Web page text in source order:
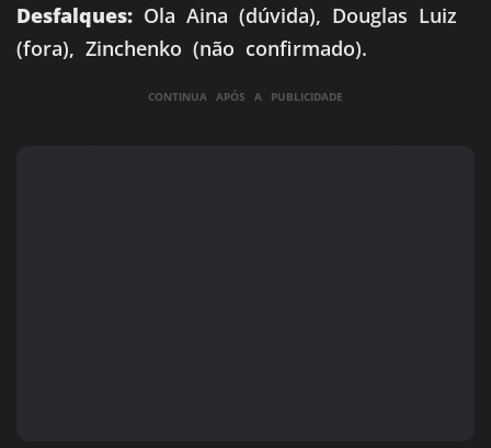
Desfalques: Ola Aina (dúvida), Douglas Luiz
(fora), Zinchenko (não confirmado).
CONTINUA APÓS A PUBLICIDADE